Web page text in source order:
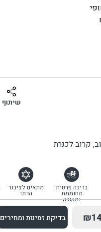
קרוב לכנרת
שיתוף
בריכה פרטית
מחוממת
ומקורה
מתאים לציבור
הדתי
בדיקת זמינות ומחירים